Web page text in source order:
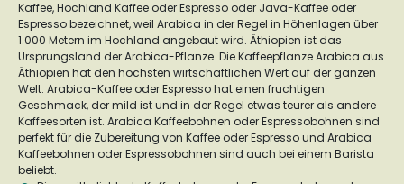
Kaffee, Hochland Kaffee oder Espresso oder Java-Kaffee oder
Espresso bezeichnet, weil Arabica in der Regel in Höhenlagen über
1.000 Metern im Hochland angebaut wird. Äthiopien ist das
Ursprungsland der Arabica-Pflanze. Die Kaffeepflanze Arabica aus
Äthiopien hat den höchsten wirtschaftlichen Wert auf der ganzen
Welt. Arabica-Kaffee oder Espresso hat einen fruchtigen
Geschmack, der mild ist und in der Regel etwas teurer als andere
Kaffeesorten ist. Arabica Kaffeebohnen oder Espressobohnen sind
perfekt für die Zubereitung von Kaffee oder Espresso und Arabica
Kaffeebohnen oder Espressobohnen sind auch bei einem Barista
beliebt.